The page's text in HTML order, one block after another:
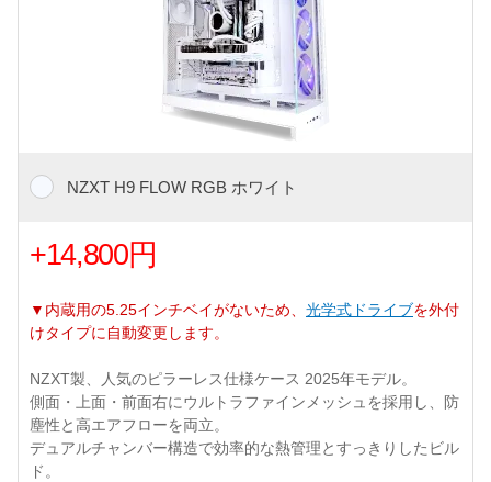
NZXT H9 FLOW RGB ホワイト
+14,800円
▼内蔵用の5.25インチベイがないため、 光学式ドライブを外付
けタイプに自動変更します。
NZXT製、人気のピラーレス仕様ケース 2025年モデル。
側面・上面・前面右にウルトラファインメッシュを採用し、防
塵性と高エアフローを両立。
デュアルチャンバー構造で効率的な熱管理とすっきりしたビル
ド。